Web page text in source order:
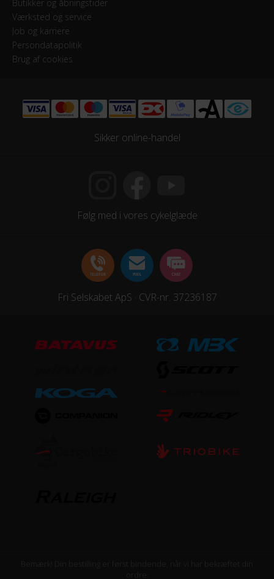
drejegreb
HJUL & DÆK
Bike Attitude Antipuncture 700x28
Stelmateriale
Steltype
Butikker og åbningstider
Værksted og service
Job og karriere
Persondatapolitik
Brug af cookies
Sikker online-handel
Følg med i vores cykelglæde
Fri Selskabet ApS · CVR-nr. 37236187